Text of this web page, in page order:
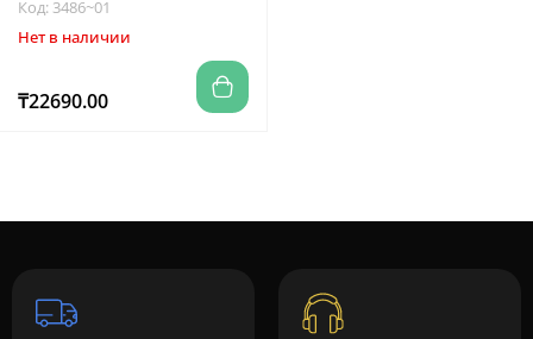
Код: 3486~01
Нет в наличии
₸22690.00